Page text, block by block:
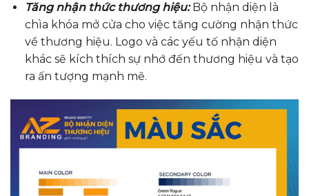
Tăng nhận thức thương hiệu:Bộ nhận diện là
chìa khóa mở cửa cho việc tăng cường nhận thức
về thương hiệu. Logo và các yếu tố nhận diện
khác sẽ kích thích sự nhớ đến thương hiệu và tạo
ra ấn tượng mạnh mẽ.